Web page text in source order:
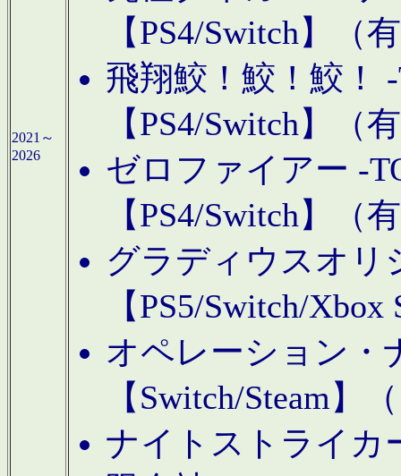
2021～
2026
【PS4/Switch】（
飛翔鮫！鮫！鮫！
【PS4/Switch】（
ゼロファイアー -
【PS4/Switch】（
グラディウスオリ
【PS5/Switch/
オペレーション・
【Switch/Steam】
ナイトストライカ